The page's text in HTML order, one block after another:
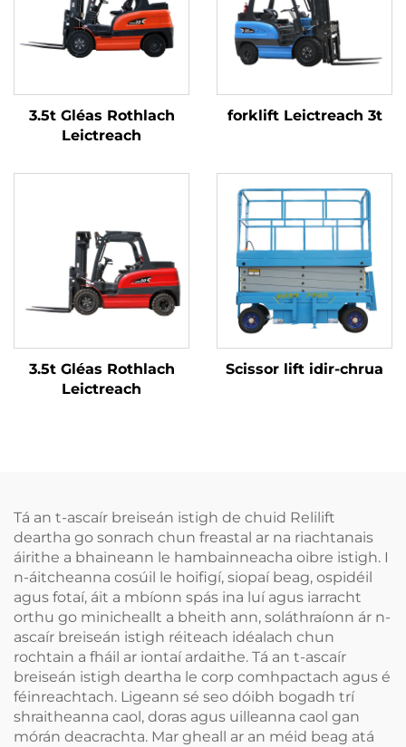
3.5t Gléas Rothlach
Leictreach
forklift Leictreach 3t
3.5t Gléas Rothlach
Leictreach
Scissor lift idir-chrua
Tá an t-ascaír breiseán istigh de chuid Relilift
deartha go sonrach chun freastal ar na riachtanais
áirithe a bhaineann le hambainneacha oibre istigh. I
n-áitcheanna cosúil le hoifigí, siopaí beag, ospidéil
agus fotaí, áit a mbíonn spás ina luí agus iarracht
orthu go minicheallt a bheith ann, soláthraíonn ár n-
ascaír breiseán istigh réiteach idéalach chun
rochtain a fháil ar iontaí ardaithe. Tá an t-ascaír
breiseán istigh deartha le corp comhpactach agus é
féinreachtach. Ligeann sé seo dóibh bogadh trí
shraitheanna caol, doras agus uilleanna caol gan
mórán deacrachta. Mar gheall ar an méid beag atá